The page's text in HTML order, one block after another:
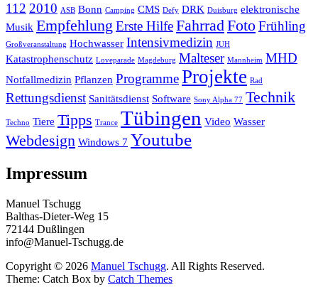
112 2010 ASB Bonn Camping CMS Defy DRK Duisburg elektronische
Musik Empfehlung Erste HilfeFahrradFotoFrühling
Großveranstaltung Hochwasser Intensivmedizin JUH
Katastrophenschutz Loveparade Magdeburg Malteser Mannheim MHD
Notfallmedizin Pflanzen ProgrammeProjekte Rad
Rettungsdienst Sanitätsdienst Software Sony Alpha 77 Technik
Techno Tiere Tipps Trance Tübingen Video Wasser
Webdesign Windows 7 Youtube
Impressum
Manuel Tschugg
Balthas-Dieter-Weg 15
72144 Dußlingen
info@Manuel-Tschugg.de
Copyright © 2026 Manuel Tschugg. All Rights Reserved.
Theme: Catch Box by Catch Themes